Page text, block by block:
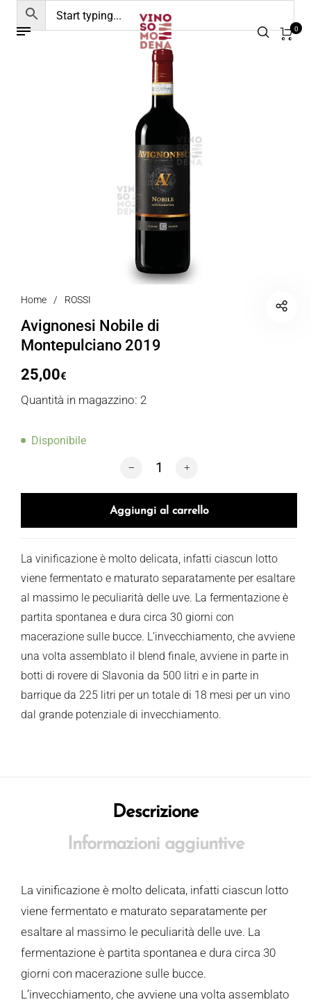
0
Home / ROSSI
Avignonesi Nobile di
Montepulciano 2019
25,00€
Quantità in magazzino: 2
Disponibile
Avignonesi Nobile di Montepulciano
Aggiungi al carrello
La vinificazione è molto delicata, infatti ciascun lotto
viene fermentato e maturato separatamente per esaltare
al massimo le peculiarità delle uve. La fermentazione è
partita spontanea e dura circa 30 giorni con
macerazione sulle bucce. L’invecchiamento, che avviene
una volta assemblato il blend finale, avviene in parte in
botti di rovere di Slavonia da 500 litri e in parte in
barrique da 225 litri per un totale di 18 mesi per un vino
dal grande potenziale di invecchiamento.
Descrizione
Informazioni aggiuntive
La vinificazione è molto delicata, infatti ciascun lotto
viene fermentato e maturato separatamente per
esaltare al massimo le peculiarità delle uve. La
fermentazione è partita spontanea e dura circa 30
giorni con macerazione sulle bucce.
L’invecchiamento, che avviene una volta assemblato